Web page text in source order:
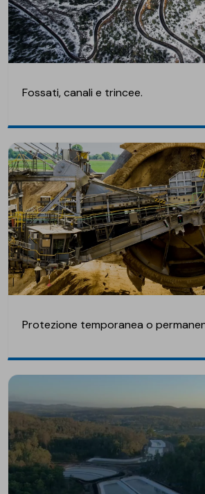
Fossati, canali e trincee.
Protezione temporanea o